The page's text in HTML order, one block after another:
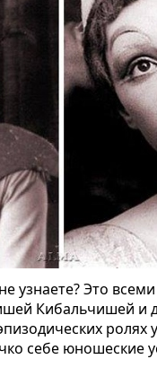
узнаете? Это
Кибальчишей и
ролях
себе юношеские